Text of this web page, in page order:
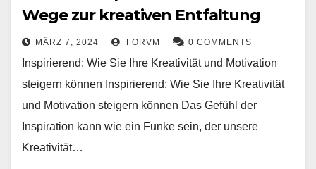
Wege zur kreativen Entfaltung
MÄRZ 7, 2024 FORVM 0 COMMENTS
Inspirierend: Wie Sie Ihre Kreativität und Motivation
steigern können Inspirierend: Wie Sie Ihre Kreativität
und Motivation steigern können Das Gefühl der
Inspiration kann wie ein Funke sein, der unsere
Kreativität…